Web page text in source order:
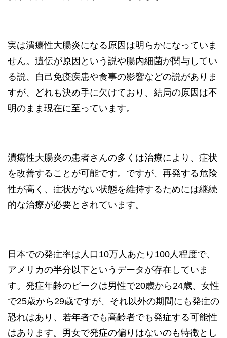
実は潰瘍性大腸炎になる原因は明らかになっていま
せん。遺伝が原因という説や腸内細菌が関与してい
る説、自己免疫疾患や食事の影響などの説がありま
すが、どれも決め手に欠けており、結局の原因は不
明のまま現在に至っています。
潰瘍性大腸炎の患者さんの多くは治療により、症状
を改善することが可能です。ですが、再発する危険
性が高く、症状がない状態を維持するためには継続
的な治療が必要とされています。
日本での発症率は人口10万人あたり100人程度で、
アメリカの半分以下というデータが存在していま
す。発症年齢のピークは男性で20歳から24歳、女性
で25歳から29歳ですが、それ以外の期間にも発症の
恐れはあり、若年者でも高齢者でも発症する可能性
はあります。男女で発症の偏りはないのも特徴とし